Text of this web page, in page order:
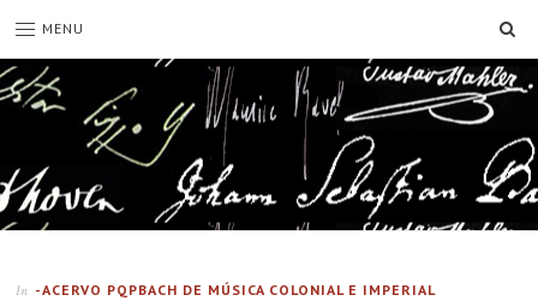
MENU
In -ACERVO PQPBACH DE MÚSICA COLONIAL E IMPERIAL